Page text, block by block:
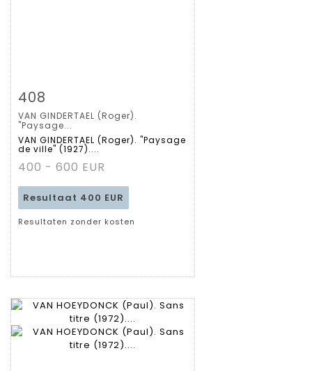
Gedetailleerde
fiche
408
VAN GINDERTAEL (Roger).
"Paysage...
VAN GINDERTAEL (Roger). "Paysage
de ville" (1927)....
400 - 600 EUR
Resultaat 400 EUR
Resultaten zonder kosten